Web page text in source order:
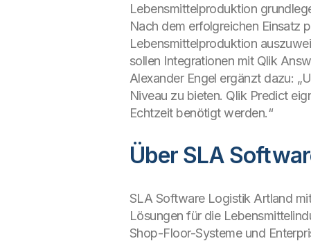
Lebensmittelproduktion
Nach dem erfolgreichen Einsatz
Lebensmittelproduktion
sollen Integrationen mit Qlik
Alexander Engel ergänzt dazu:
Niveau zu bieten. Qlik Predict
Echtzeit benötigt werden.“
Über SLA
SLA Software Logistik Artland
Lösungen für die
Shop-Floor-Systeme und